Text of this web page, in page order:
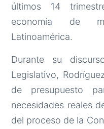
últimos 14
economía de
Latinoamérica.
Durante su
Legislativo,
de presupuesto
necesidades reales
del proceso de la